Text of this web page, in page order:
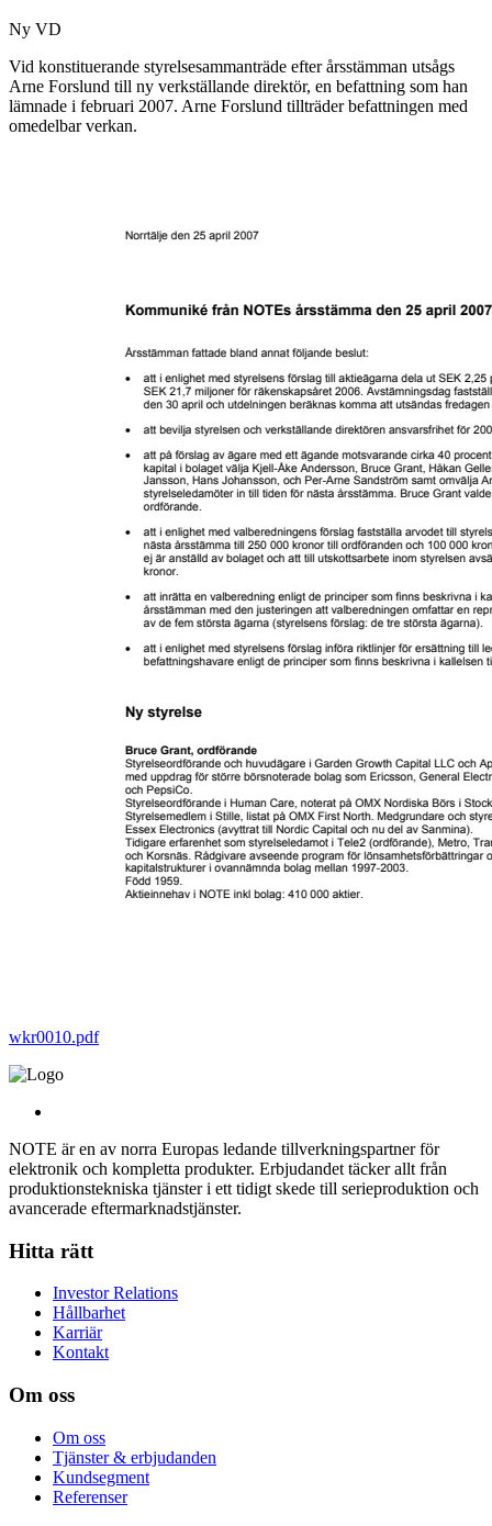
Ny VD
Vid konstituerande styrelsesammanträde efter årsstämman utsågs
Arne Forslund till ny verkställande direktör, en befattning som han
lämnade i februari 2007. Arne Forslund tillträder befattningen med
omedelbar verkan.
wkr0010.pdf
NOTE är en av norra Europas ledande tillverkningspartner för
elektronik och kompletta produkter. Erbjudandet täcker allt från
produktionstekniska tjänster i ett tidigt skede till serieproduktion och
avancerade eftermarknadstjänster.
Hitta rätt
Investor Relations
Hållbarhet
Karriär
Kontakt
Om oss
Om oss
Tjänster & erbjudanden
Kundsegment
Referenser